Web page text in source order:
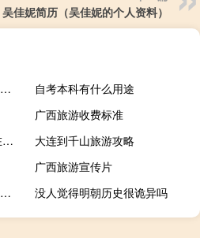
吴佳妮简历（吴佳妮的个人资料）
经济问题与财政问题（经济问题）
自考本科有什么用途
广西旅游收费标准
Vivo T2 5G系列将于11月在印度推出
大连到千山旅游攻略
广西旅游宣传片
人初油气雾剂有用吗（人初油气雾剂）
没人觉得明朝历史很诡异吗